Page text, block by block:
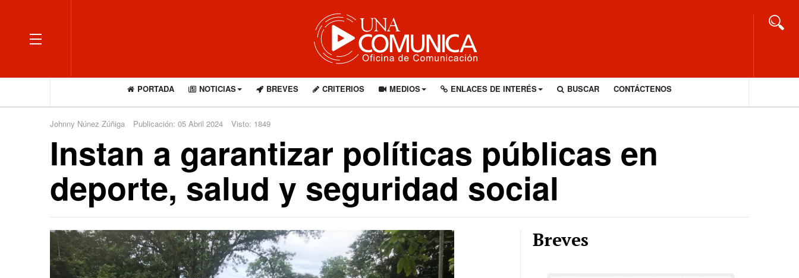
OFF CANVAS
PORTADA NOTICIAS BREVES CRITERIOS MEDIOS ENLACES DE INTERÉS BUSCAR CONTÁCTENOS
Johnny Núnez Zúñiga Publicación: 05 Abril 2024 Visto: 1849
Instan a garantizar políticas públicas en
deporte, salud y seguridad social
Breves